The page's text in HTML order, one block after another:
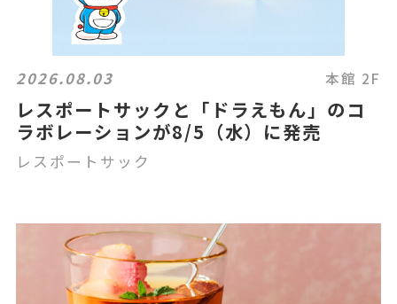
2026.08.03 本館 2F
レスポートサックと「ドラえもん」のコ
ラボレーションが8/5（水）に発売
レスポートサック